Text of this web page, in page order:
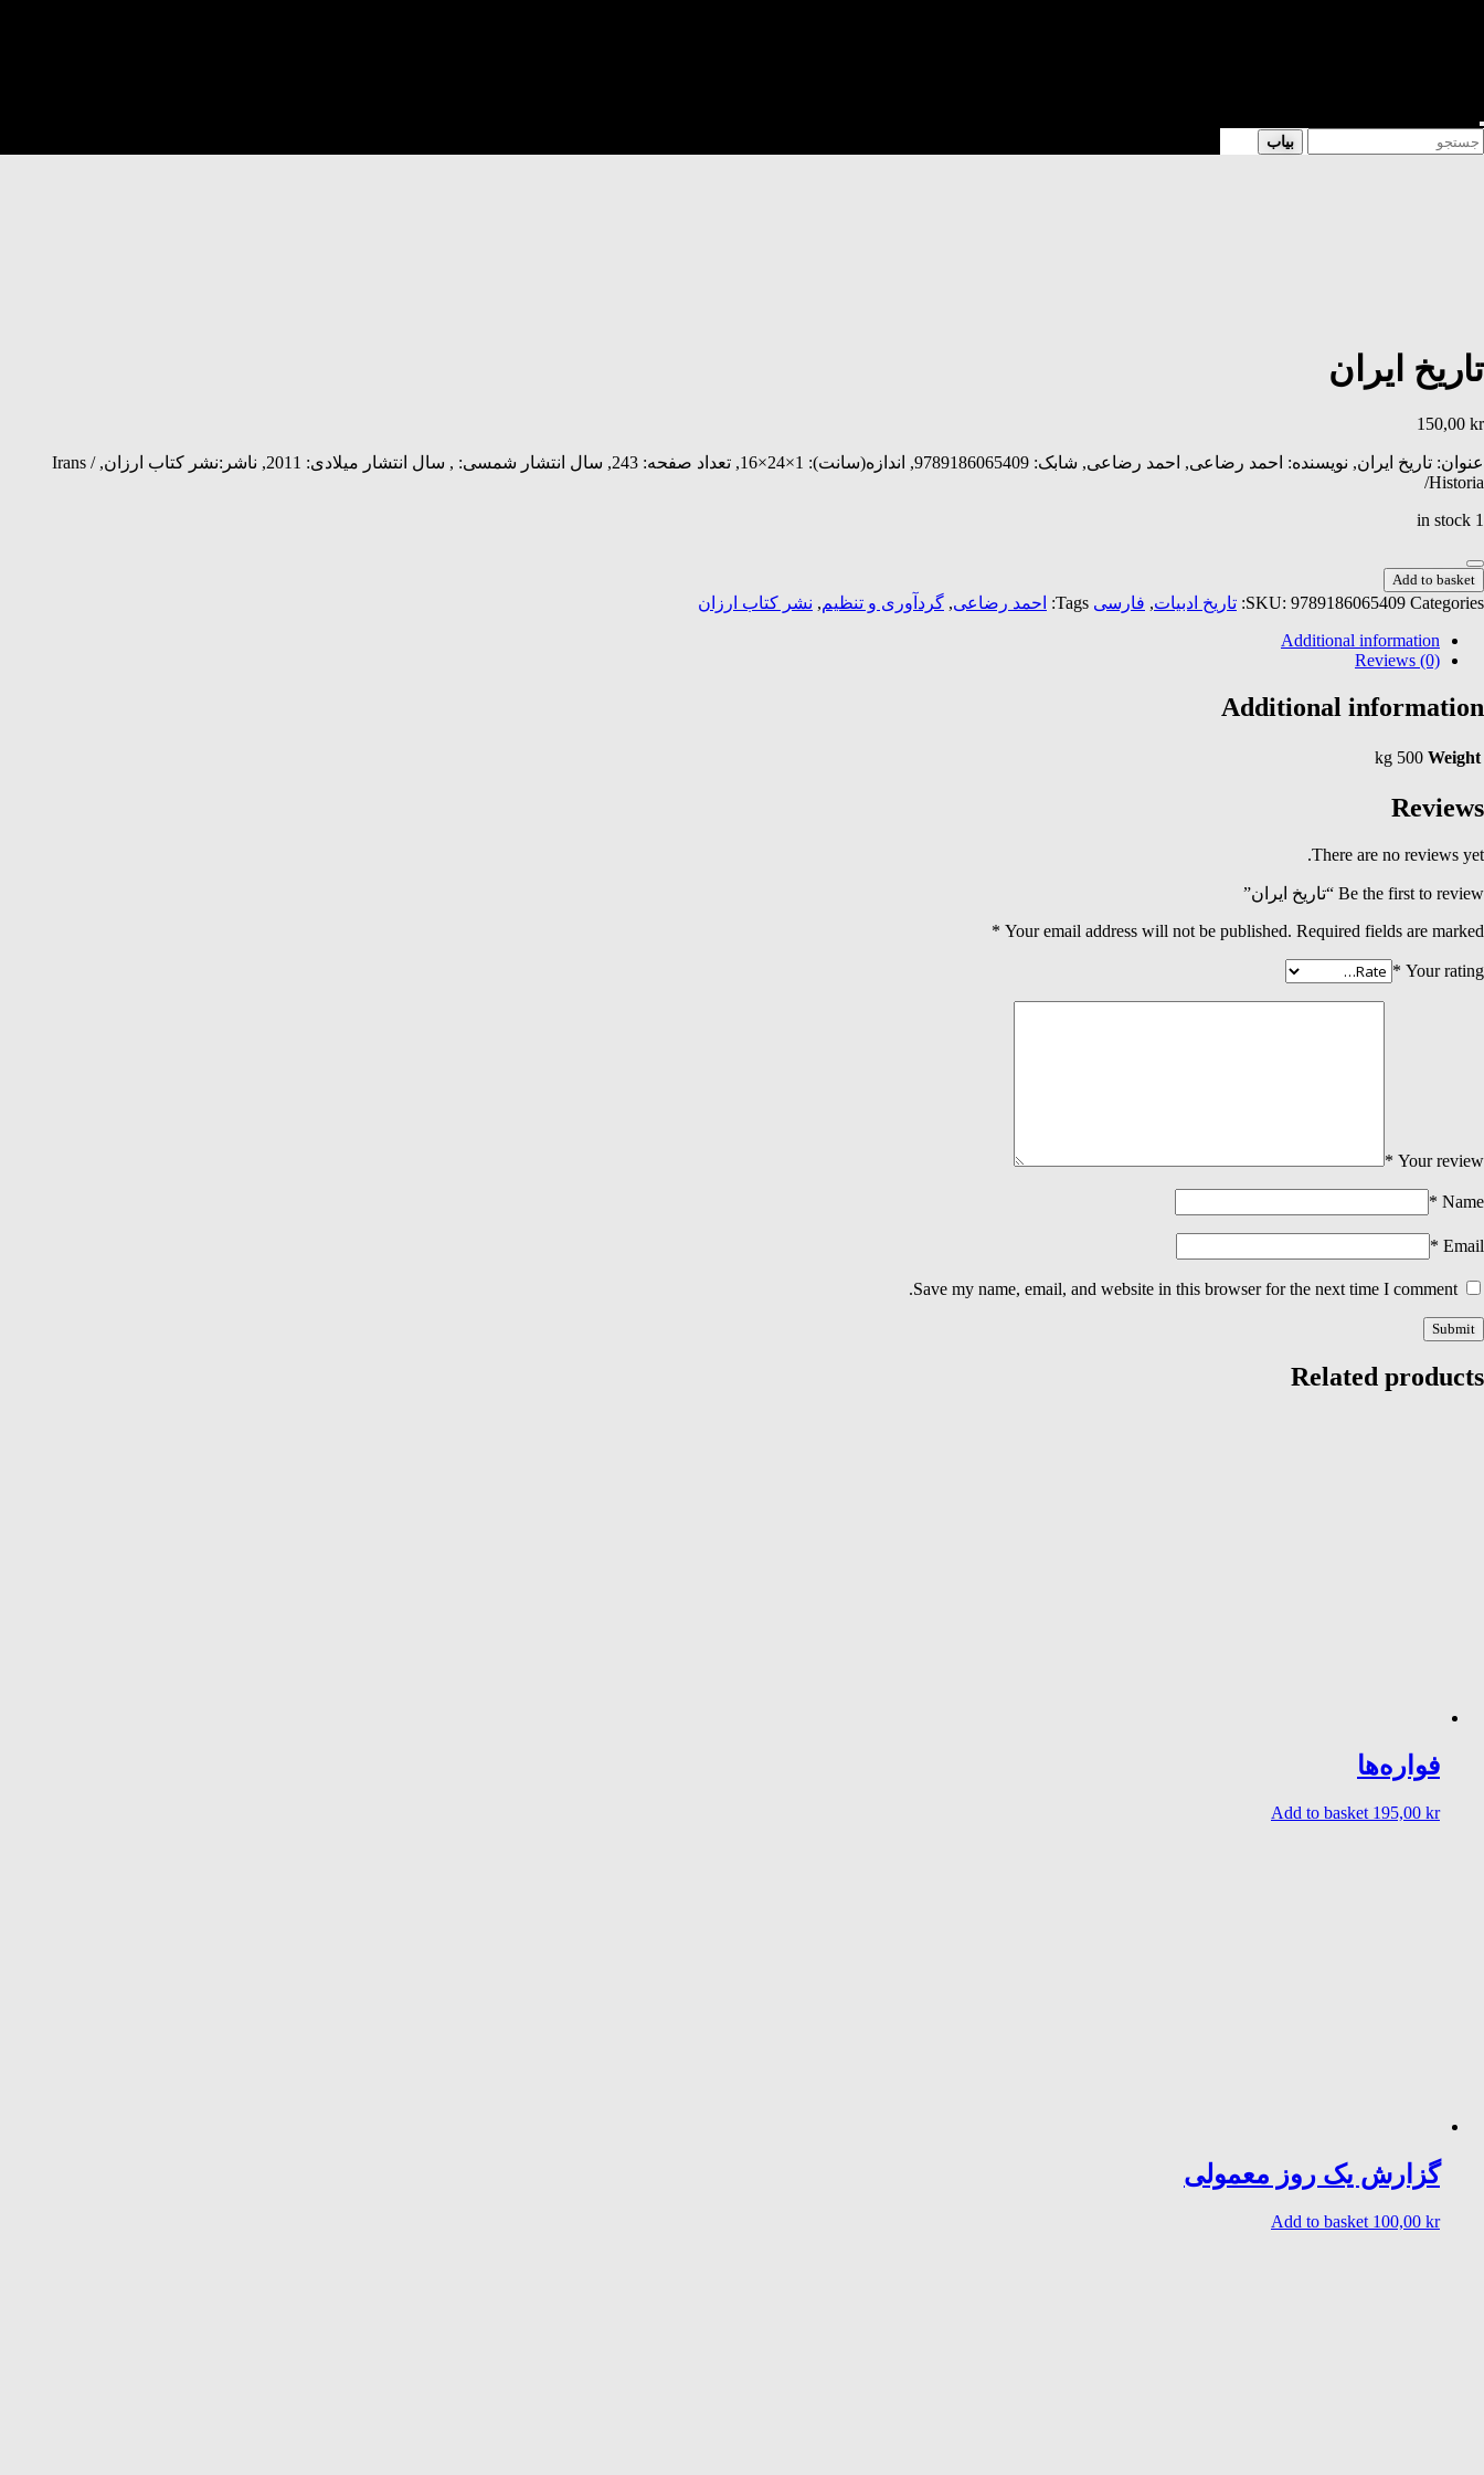
Enter
Keyword
Search
for:
بیاب
Search
تاریخ ایران
150,00 kr
عنوان: تاریخ ایران, نویسنده: احمد رضاعی, احمد رضاعی, شابک: 9789186065409, اندازه(سانت): 1×24×16, تعداد صفحه: 243, سال انتشار شمسی: , سال انتشار میلادی: 2011, ناشر:نشر کتاب ارزان, / Irans
Historia/
1 in stock
تاریخ
ایران
quantity
Add to basket
SKU: 9789186065409 Categories: تاریخ ادبیات, فارسی Tags: احمد رضاعی, گردآوری و تنظیم, نشر کتاب ارزان
Additional information
Reviews (0)
Additional information
Weight
500 kg
Reviews
There are no reviews yet.
Be the first to review “تاریخ ایران”
Your email address will not be published. Required fields are marked
*
Your rating
*
Your review
*
Name
*
Email
*
Save my name, email, and website in this browser for the next time I comment.
Related products
فوارەها
195,00 kr
Add to basket
گزارش یک روز معمولی
100,00 kr
Add to basket